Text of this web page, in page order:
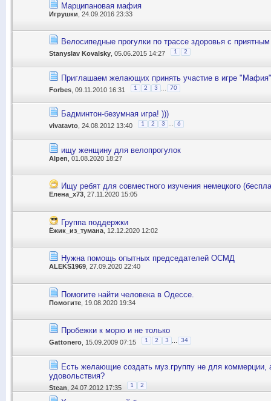
Марципановая мафия
Игрушки , 24.09.2016 23:33
Велосипедные прогулки по трассе здоровья с
Stanyslav Kovalsky , 05.06.2015 14:27 1 2
Приглашаем желающих принять участие в игре "Мафия"
Forbes , 09.11.2010 16:31 1 2 3 70
Бадминтон-безумная игра! )))
vivatavto , 24.08.2012 13:40 1 2 3 6
ищу женщину для велопрогулок
Alpen , 01.08.2020 18:27
Ищу ребят для совместного изучения немецкого
Елена_x73 , 27.11.2020 15:05
Группа поддержки
Ёжик_из_тумана , 12.12.2020 12:02
Нужна помощь опытных председателей ОСМД
ALEKS1969 , 27.09.2020 22:40
Помогите найти человека в Одессе.
Помогите , 19.08.2020 19:34
Пробежки к морю и не только
Gattonero , 15.09.2009 07:15 1 2 3 34
Есть желающие создать муз.группу не для коммерции,
удовольствия?
Stean , 24.07.2012 17:35 1 2